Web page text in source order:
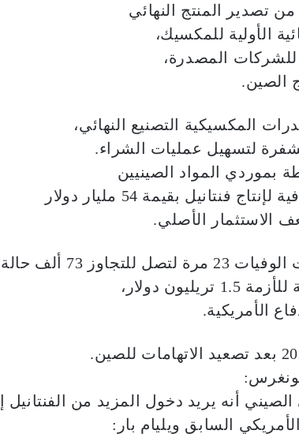
تصدير المنتج النهائي
الأولية للمكسيك،
المصدرة،
الصين.
المكسيكية التصنيع النهائي،
لتسهيل عمليات الشراء.
بموردي المواد الصينيين
دولار،
الأمريكية.
أنه يريد دخول المزيد من الفنتانيل
السابق ويليام بار: